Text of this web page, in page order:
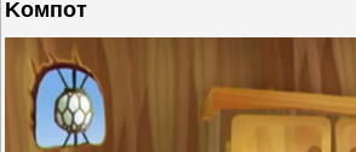
Kомпот